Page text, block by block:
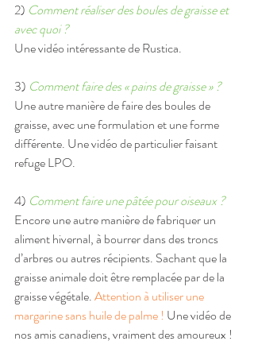
2) Comment réaliser des boules de graisse et
avec quoi ?
Une vidéo intéressante de Rustica.
3) Comment faire des « pains de graisse » ?
Une autre manière de faire des boules de
graisse, avec une formulation et une forme
différente. Une vidéo de particulier faisant
refuge LPO.
4) Comment faire une pâtée pour oiseaux ?
Encore une autre manière de fabriquer un
aliment hivernal, à bourrer dans des troncs
d’arbres ou autres récipients. Sachant que la
graisse animale doit être remplacée par de la
graisse végétale. Attention à utiliser une
margarine sans huile de palme ! Une vidéo de
nos amis canadiens, vraiment des amoureux !